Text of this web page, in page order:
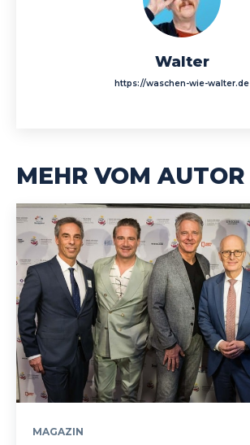
Walter
https://waschen-wie-walter.de
MEHR VOM AUTOR
MAGAZIN